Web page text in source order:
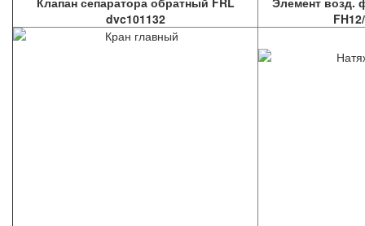
dvc101132